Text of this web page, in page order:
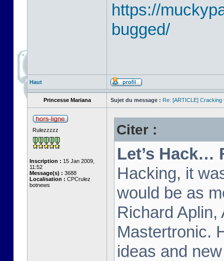
https://
bugged/
Haut
Princesse Mariana Sujet du message : Re: [ARTICLE] Cracking
Rulezzzzz
Inscription : 15 Jan 2009,
11:52
Message(s) : 3688
Localisation : CPCrulez
botnews
Citer :
Let’s Hack…
Hacking, it
would be as
Richard
Mastertronic.
ideas and